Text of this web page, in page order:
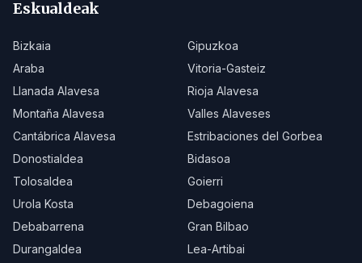
Eskualdeak
Bizkaia
Gipuzkoa
Araba
Vitoria-Gasteiz
Llanada Alavesa
Rioja Alavesa
Montaña Alavesa
Valles Alaveses
Cantábrica Alavesa
Estribaciones del Gorbea
Donostialdea
Bidasoa
Tolosaldea
Goierri
Urola Kosta
Debagoiena
Debabarrena
Gran Bilbao
Durangaldea
Lea-Artibai